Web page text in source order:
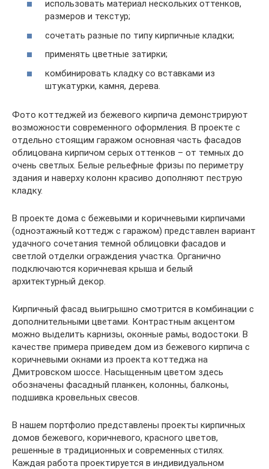
использовать материал нескольких оттенков,
размеров и текстур;
сочетать разные по типу кирпичные кладки;
применять цветные затирки;
комбинировать кладку со вставками из
штукатурки, камня, дерева.
Фото коттеджей из бежевого кирпича демонстрируют
возможности современного оформления. В проекте с
отдельно стоящим гаражом основная часть фасадов
облицована кирпичом серых оттенков – от темных до
очень светлых. Белые рельефные фризы по периметру
здания и наверху колонн красиво дополняют пеструю
кладку.
В проекте дома с бежевыми и коричневыми кирпичами
(одноэтажный коттедж с гаражом) представлен вариант
удачного сочетания темной облицовки фасадов и
светлой отделки ограждения участка. Органично
подключаются коричневая крыша и белый
архитектурный декор.
Кирпичный фасад выигрышно смотрится в комбинации с
дополнительными цветами. Контрастным акцентом
можно выделить карнизы, оконные рамы, водостоки. В
качестве примера приведем дом из бежевого кирпича с
коричневыми окнами из проекта коттеджа на
Дмитровском шоссе. Насыщенным цветом здесь
обозначены фасадный планкен, колонны, балконы,
подшивка кровельных свесов.
В нашем портфолио представлены проекты кирпичных
домов бежевого, коричневого, красного цветов,
решенные в традиционных и современных стилях.
Каждая работа проектируется в индивидуальном